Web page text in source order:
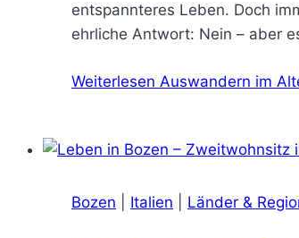
entspannteres Leben. Doch
ehrliche Antwort: Nein – aber
Weiterlesen Auswandern im
Bozen Italien Länder &